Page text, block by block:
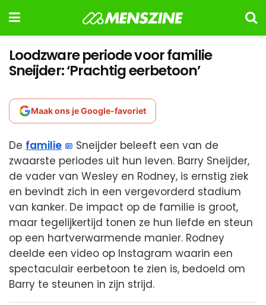
Loodzware periode voor familie
Sneijder: ‘Prachtig eerbetoon’
Maak ons je Google-favoriet
De familie
Sneijder beleeft een van de
zwaarste periodes uit hun leven. Barry Sneijder,
de vader van Wesley en Rodney, is ernstig ziek
en bevindt zich in een vergevorderd stadium
van kanker. De impact op de familie is groot,
maar tegelijkertijd tonen ze hun liefde en steun
op een hartverwarmende manier. Rodney
deelde een video op Instagram waarin een
spectaculair eerbetoon te zien is, bedoeld om
Barry te steunen in zijn strijd.